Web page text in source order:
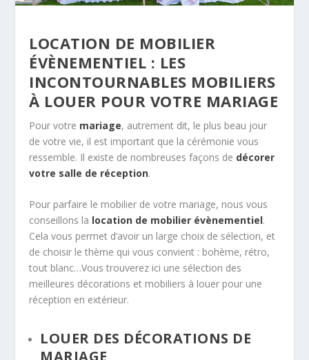
LOCATION DE MOBILIER
ÉVÈNEMENTIEL : LES
INCONTOURNABLES MOBILIERS
À LOUER POUR VOTRE MARIAGE
Pour votre mariage, autrement dit, le plus beau jour
de votre vie, il est important que la cérémonie vous
ressemble. Il existe de nombreuses façons de décorer
votre salle de réception.
Pour parfaire le mobilier de votre mariage, nous vous
conseillons la location de mobilier évènementiel.
Cela vous permet d’avoir un large choix de sélection, et
de choisir le thème qui vous convient : bohème, rétro,
tout blanc…Vous trouverez ici une sélection des
meilleures décorations et mobiliers à louer pour une
réception en extérieur.
LOUER DES DÉCORATIONS DE